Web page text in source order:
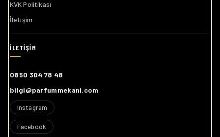
İletişim
0850 304 78 48
bilgi@parfummekani.com
Instagram
Facebook